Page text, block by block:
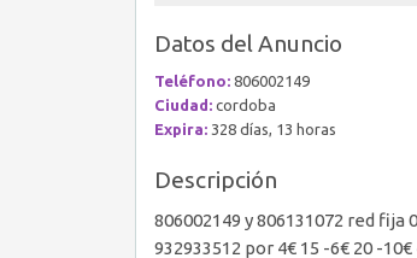
Datos del Anuncio
Teléfono: 806002149
Ciudad: cordoba
Expira: 328 días, 13 horas
Descripción
806002149 y 806131072 red fija
932933512 por 4€ 15 -6€ 20 -